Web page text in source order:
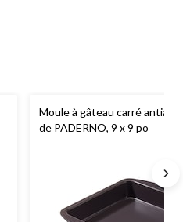
Moule à gâteau carré
de PADERNO, 9 x 9 po